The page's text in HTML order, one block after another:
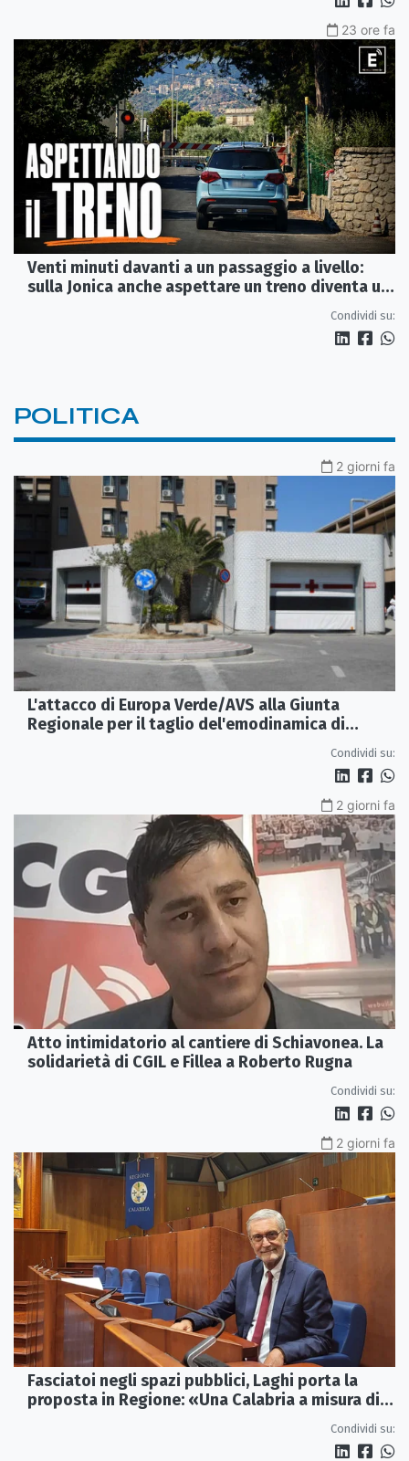
23 ore fa
Venti minuti davanti a un passaggio a livello:
sulla Jonica anche aspettare un treno diventa un
Condividi su:
POLITICA
2 giorni fa
L'attacco di Europa Verde/AVS alla Giunta
Regionale per il taglio del'emodinamica di
Condividi su:
2 giorni fa
Atto intimidatorio al cantiere di Schiavonea. La
solidarietà di CGIL e Fillea a Roberto Rugna
Condividi su:
2 giorni fa
Fasciatoi negli spazi pubblici, Laghi porta la
proposta in Regione: «Una Calabria a misura di
Condividi su: